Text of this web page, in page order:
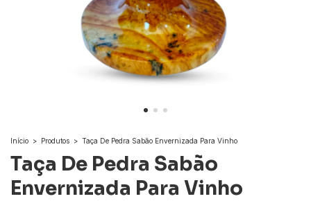
Início > Produtos > Taça De Pedra Sabão Envernizada Para Vinho
Taça De Pedra Sabão
Envernizada Para Vinho